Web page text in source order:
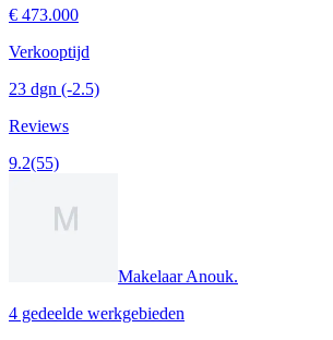
€ 473.000
Verkooptijd
23 dgn (-2.5)
Reviews
9.2(55)
Makelaar Anouk.
4 gedeelde werkgebieden